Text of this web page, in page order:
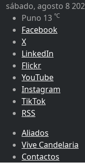
sábado, agosto 8
Puno 13 ℃
Facebook
X
LinkedIn
Flickr
YouTube
Instagram
TikTok
RSS
Aliados
Vive Candelaria
Contactos